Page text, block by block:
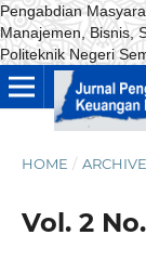
Pengabdian
Manajemen, Bisnis,
Politeknik Negeri
HOME /
Vol. 2